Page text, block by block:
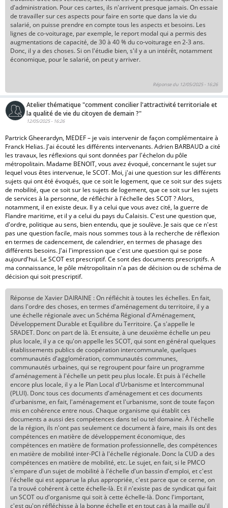
d'administration. Pour ces cartes, ils n'arrivent presque jamais. On essaie
de travailler sur ces aspects pour faire en sorte que dans la vie du
salarié, on puisse prendre en compte tous les aspects et besoins. Les
lignes de co-voiturage, par exemple, le report modal qui a permis des
augmentations de capacité, de 30 à 40 % du co-voiturage en 2-3 ans.
Donc, il y a des choses. Si on l'étudie bien, s'il y a un intérêt, notamment
économique, pour le salarié, on peut y arriver.
Réponse du 12/05/2025 - 16:26
Atelier thématique "comment concilier l'attractivité territoriale et
la qualité de vie du citoyen de demain ?"
12/05/2025 - 16:26
Partrick Gheerardyn, MEDEF – je vais intervenir de façon complémentaire à
Franck Helias. J'ai écouté les différents intervenants. Adrien BARBAUD a cité
les travaux, les réflexions qui sont données par l'échelon du pôle
métropolitain. Madame BENOIT, vous avez évoqué, concernant le sujet sur
lequel vous êtes intervenue, le SCOT. Moi, j'ai une question sur les différents
sujets qui ont été évoqués, que ce soit le logement, que ce soit sur des sujets
de mobilité, que ce soit sur les sujets de logement, que ce soit sur les sujets
de services à la personne, de réfléchir à l'échelle des SCOT ? Alors,
notamment, il en existe deux. Il y a celui que vous avez cité, la guerre de
Flandre maritime, et il y a celui du pays du Calaisis. C'est une question que,
d'ordre, politique au sens, bien entendu, que je soulève. Je sais que ce n'est
pas une question facile, mais nous sommes tous à la recherche de réflexion
en termes de cadencement, de calendrier, en termes de phasage des
différents besoins. J'ai l'impression que c'est une question qui se pose
aujourd'hui. Le SCOT est prescriptif. Ce sont des documents prescriptifs. A
ma connaissance, le pôle métropolitain n'a pas de décision ou de schéma de
décision qui soit prescriptif.
Réponse de Xavier DAIRAINE : On réfléchit à toutes les échelles. En fait,
dans l'ordre des choses, en termes d'aménagement du territoire, il y a
une échelle régionale avec un Schéma Régional d'Aménagement,
Développement Durable et Equilibre du Territoire. Ça s'appelle le
SRADET. Donc on part de là. Et ensuite, à une deuxième échelle un peu
plus locale, il y a ce qu'on appelle les SCOT, qui sont en général quelques
établissements publics de coopération intercommunale, quelques
communautés d'agglomération, communautés communes,
communautés urbaines, qui se regroupent pour faire un programme
d'aménagement à l'échelle un petit peu plus locale. Et puis à l'échelle
encore plus locale, il y a le Plan Local d'Urbanisme et Intercommunal
(PLUI). Donc tous ces documents d'aménagement et ces documents
d'urbanisme, en fait, l'aménagement et l'urbanisme, sont de toute façon
mis en cohérence entre nous. Chaque organisme qui établit ces
documents a aussi des compétences dans tel ou tel domaine. À l'échelle
de la région, ils n'ont pas seulement ce document à faire, mais ils ont des
compétences en matière de développement économique, des
compétences en matière de formation professionnelle, des compétences
en matière de mobilité inter-PCI à l'échelle régionale. Donc la CUD a des
compétences en matière de mobilité, etc. Le sujet, en fait, si le PMCO
s'empare d'un sujet de mobilité à l'échelle d'un bassin d'emploi, et c'est
l'échelle qui est apparue la plus appropriée, c'est parce que ce cerne, on
l'a trouvé cohérent à cette échelle-là. Et il n'existe pas de syndicat qui fait
un SCOT ou d'organisme qui soit à cette échelle-là. Donc l'important,
c'est qu'on réfléchisse à la bonne échelle et en tout cas à la maille qu'il